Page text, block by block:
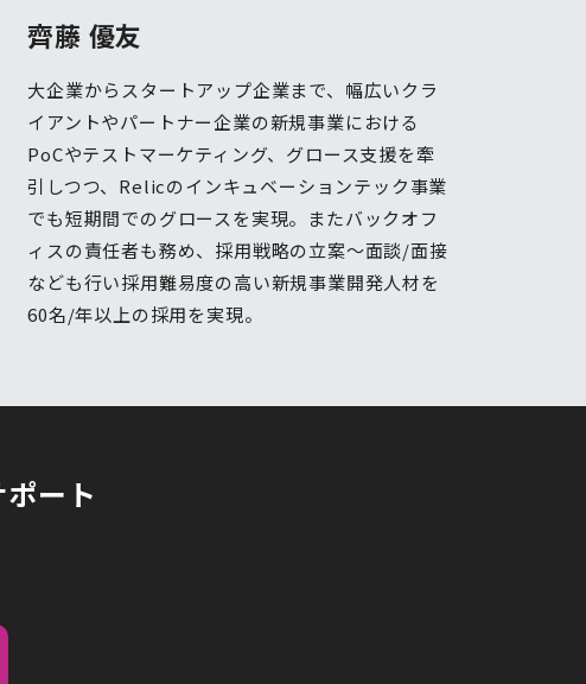
齊藤 優友
大企業からスタートアップ企業まで、幅広いクラ
イアントやパートナー企業の新規事業における
PoCやテストマーケティング、グロース支援を牽
引しつつ、Relicのインキュベーションテック事業
でも短期間でのグロースを実現。またバックオフ
ィスの責任者も務め、採用戦略の立案〜面談/面接
なども行い採用難易度の高い新規事業開発人材を
60名/年以上の採用を実現。
ート